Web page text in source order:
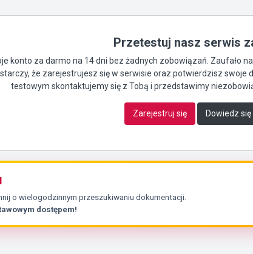
Przetestuj nasz serwis
konto za darmo na 14 dni bez żadnych zobowiązań. Zaufało
że zarejestrujesz się w serwisie oraz potwierdzisz
testowym skontaktujemy się z Tobą i przedstawimy
Zarejestruj się Dowiedz się
o wielogodzinnym przeszukiwaniu dokumentacji.
dostępem!